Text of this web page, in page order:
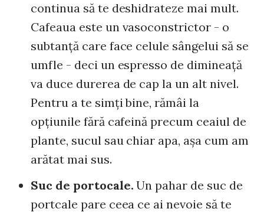
continua să te deshidrateze mai mult.
Cafeaua este un vasoconstrictor - o
subtanţă care face celule sângelui să se
umfle - deci un espresso de dimineaţă
va duce durerea de cap la un alt nivel.
Pentru a te simţi bine, rămâi la
opţiunile fără cafeină precum ceaiul de
plante, sucul sau chiar apa, aşa cum am
arătat mai sus.
Suc de portocale. Un pahar de suc de
portcale pare ceea ce ai nevoie să te